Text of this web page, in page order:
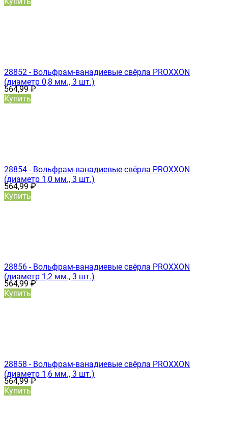
28852 - Вольфрам-ванадиевые свёрла PROXXON
(диаметр 0,8 мм., 3 шт.)
564,99₽
Купить
28854 - Вольфрам-ванадиевые свёрла PROXXON
(диаметр 1,0 мм., 3 шт.)
564,99₽
Купить
28856 - Вольфрам-ванадиевые свёрла PROXXON
(диаметр 1,2 мм., 3 шт.)
564,99₽
Купить
28858 - Вольфрам-ванадиевые свёрла PROXXON
(диаметр 1,6 мм., 3 шт.)
564,99₽
Купить